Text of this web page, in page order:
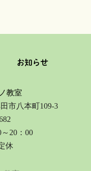
お知らせ
教室
市八本町109-3
20：00
休